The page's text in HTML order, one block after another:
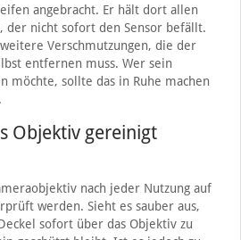
angebracht. Er hält dort allen
der nicht sofort den Sensor befällt.
Verschmutzungen, die der
entfernen muss. Wer sein
möchte, sollte das in Ruhe machen
Objektiv gereinigt
nach jeder Nutzung auf
werden. Sieht es sauber aus,
sofort über das Objektiv zu